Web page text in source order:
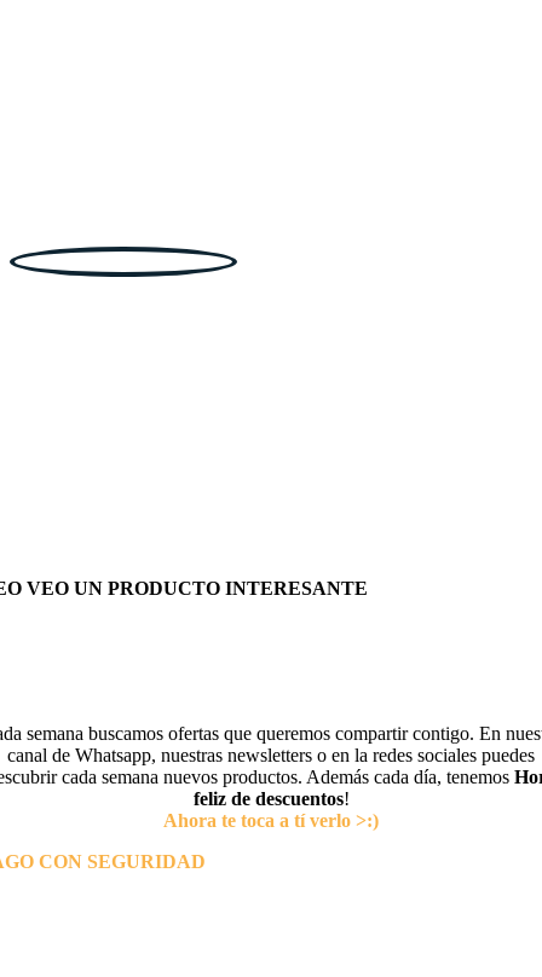
VEO UN PRODUCTO INTERESANTE
semana buscamos ofertas que queremos compartir contigo. En
canal de Whatsapp, nuestras newsletters o en la redes sociales puedes
cada semana nuevos productos. Además cada día, tenemos
feliz de descuentos!
Ahora te toca a tí verlo >:)
CON SEGURIDAD